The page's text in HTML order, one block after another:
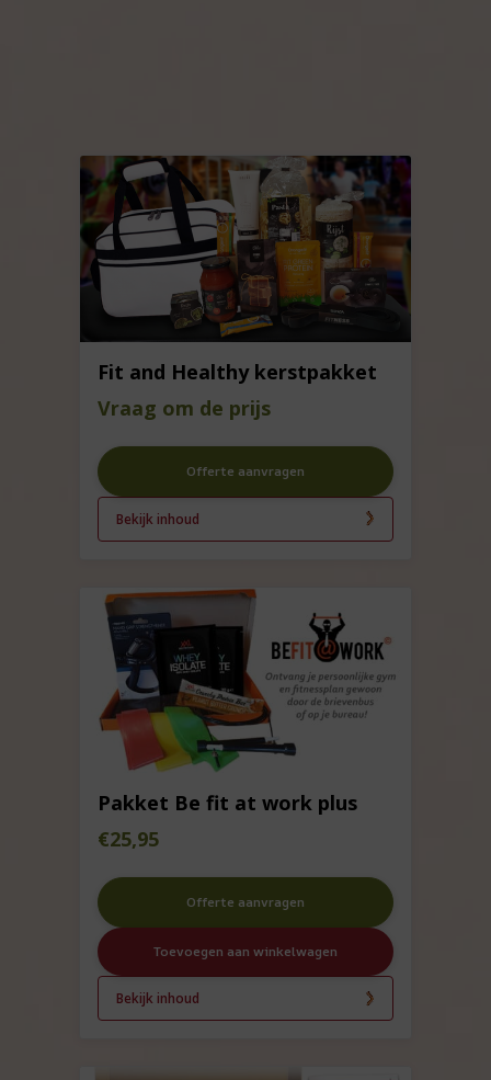
Fit and Healthy kerstpakket
Vraag om de prijs
Offerte aanvragen
Bekijk inhoud
Pakket Be fit at work plus
€25,95
Offerte aanvragen
Toevoegen aan winkelwagen
Bekijk inhoud